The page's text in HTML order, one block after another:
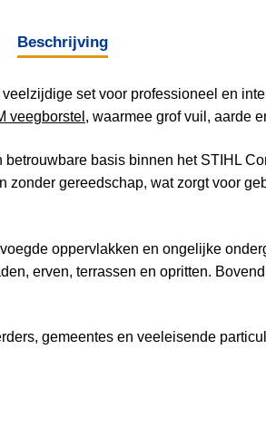
Beschrijving
set voor professioneel en
veegborstel , waarmee grof vuil, aarde
basis binnen het STIHL
gereedschap, wat zorgt voor
oppervlakken en ongelijke
erven, terrassen en opritten.
gemeentes en veeleisende